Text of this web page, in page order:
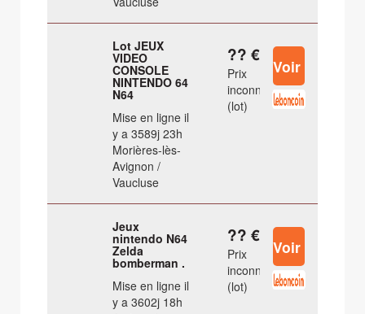
Lot JEUX
VIDEO
CONSOLE
NINTENDO 64
N64
Mise en ligne il
y a 3589j 23h
Morières-lès-
Avignon /
Vaucluse
?? €
Prix
inconnu
(lot)
Jeux
nintendo N64
Zelda
bomberman .
Mise en ligne il
y a 3602j 18h
?? €
Prix
inconnu
(lot)